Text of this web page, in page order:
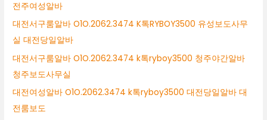
전주여성알바
대전서구룸알바 O1O.2062.3474 K톡RYBOY3500 유성보도사무
실 대전당일알바
대전서구룸알바 O1O.2062.3474 k톡ryboy3500 청주야간알바
청주보도사무실
대전여성알바 O1O.2062.3474 k톡ryboy3500 대전당일알바 대
전룸보도